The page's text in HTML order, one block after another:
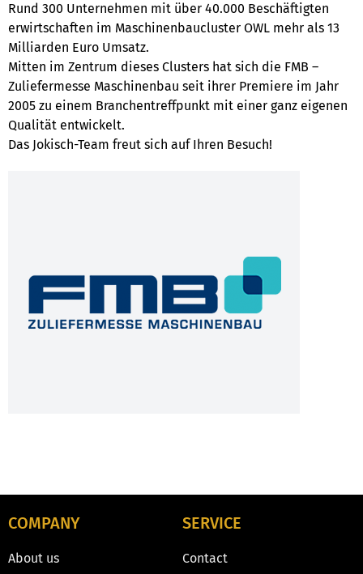
Rund 300 Unternehmen mit über 40.000 Beschäftigten
erwirtschaften im Maschinenbaucluster OWL mehr als 13
Milliarden Euro Umsatz.
Mitten im Zentrum dieses Clusters hat sich die FMB –
Zuliefermesse Maschinenbau seit ihrer Premiere im Jahr
2005 zu einem Branchentreffpunkt mit einer ganz eigenen
Qualität entwickelt.
Das Jokisch-Team freut sich auf Ihren Besuch!
COMPANY
About us
SERVICE
Contact